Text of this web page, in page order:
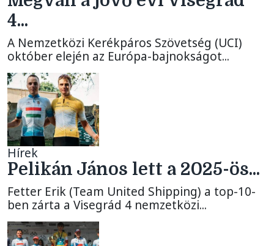
4...
A Nemzetközi Kerékpáros Szövetség (UCI)
október elején az Európa-bajnokságot...
Hírek
Pelikán János lett a 2025-ös...
Fetter Erik (Team United Shipping) a top-10-
ben zárta a Visegrád 4 nemzetközi...